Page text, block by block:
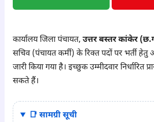
कार्यालय जिला पंचायत, उत्तर बस्तर कांकेर
सचिव (पंचायत कर्मी) के रिक्त पदों पर भर्ती हेतु
जारी किया गया है। इच्छुक उम्मीदवार
सकते हैं।
📑 सामग्री सूची